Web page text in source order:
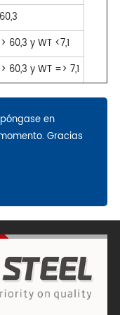
60,3 y WT <7,1
60,3 y WT => 7,1
en
Gracias